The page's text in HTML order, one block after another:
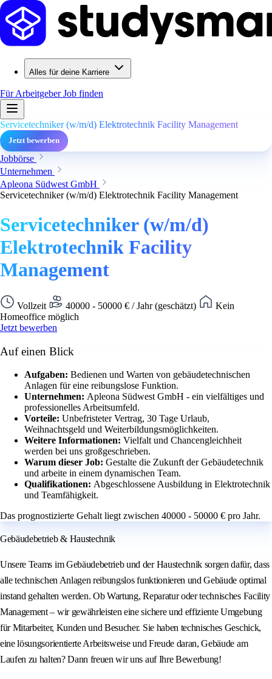
Alles für deine Karriere
Für ArbeitgeberJob finden
Servicetechniker (w/m/d) Elektrotechnik Facility Management
Jetzt bewerben
Jobbörse
Unternehmen
Apleona Südwest GmbH
Servicetechniker (w/m/d) Elektrotechnik Facility Management
Servicetechniker (w/m/d)
Elektrotechnik Facility
Management
Vollzeit 40000 - 50000 € / Jahr (geschätzt)
Kein
Homeoffice möglich
Jetzt bewerben
Auf einen Blick
Aufgaben: Bedienen und Warten von gebäudetechnischen
Anlagen für eine reibungslose Funktion.
Unternehmen: Apleona Südwest GmbH - ein vielfältiges und
professionelles Arbeitsumfeld.
Vorteile: Unbefristeter Vertrag, 30 Tage Urlaub,
Weihnachtsgeld und Weiterbildungsmöglichkeiten.
Weitere Informationen: Vielfalt und Chancengleichheit
werden bei uns großgeschrieben.
Warum dieser Job: Gestalte die Zukunft der Gebäudetechnik
und arbeite in einem dynamischen Team.
Qualifikationen: Abgeschlossene Ausbildung in Elektrotechnik
und Teamfähigkeit.
Das prognostizierte Gehalt liegt zwischen 40000 - 50000 € pro Jahr.
Gebäudebetrieb & Haustechnik
Unsere Teams im Gebäudebetrieb und der Haustechnik sorgen dafür, dass
alle technischen Anlagen reibungslos funktionieren und Gebäude optimal
instand gehalten werden. Ob Wartung, Reparatur oder technisches Facility
Management – wir gewährleisten eine sichere und effiziente Umgebung
für Mitarbeiter, Kunden und Besucher. Sie haben technisches Geschick,
eine lösungsorientierte Arbeitsweise und Freude daran, Gebäude am
Laufen zu halten? Dann freuen wir uns auf Ihre Bewerbung!